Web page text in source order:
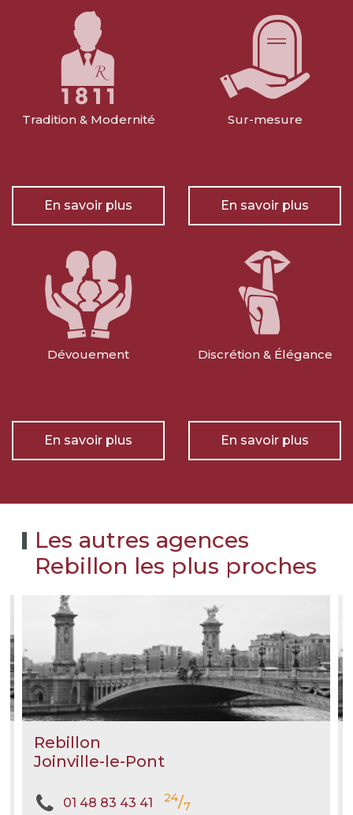
Tradition & Modernité
En savoir plus
Sur-mesure
En savoir plus
Dévouement
En savoir plus
Discrétion & Élégance
En savoir plus
Les autres agences
Rebillon les plus proches
Rebillon
Joinville-le-Pont
01 48 83 43 41 24/7